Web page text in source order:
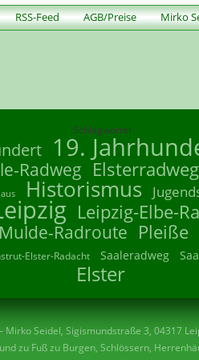
RSS-Feed AGB/Preise Mirko
Schlagwörter
19.
Radweg Elsterradweg
Historismus
Leipzig-Elbe-
Radroute Pleiße
Elster-Radacht Saaleradweg
Elster
Seidel, Sigismundstraße 3, 04317
zu Fuß zu Burgen, Schlössern,